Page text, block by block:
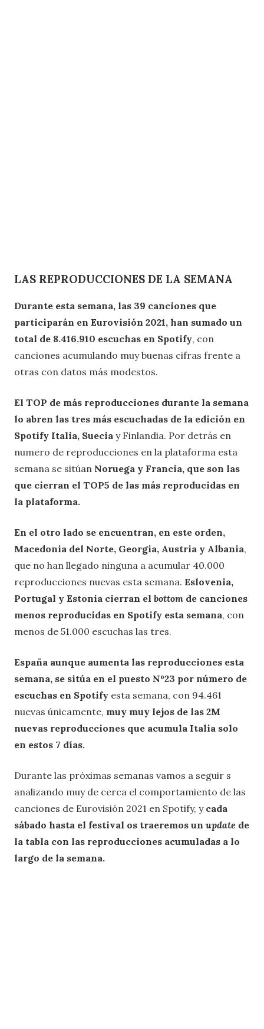
LAS REPRODUCCIONES DE LA SEMANA
Durante esta semana, las 39 canciones que
participarán en Eurovisión 2021, han sumado un
total de 8.416.910 escuchas en Spotify, con
canciones acumulando muy buenas cifras frente a
otras con datos más modestos.
El TOP de más reproducciones durante la semana
lo abren las tres más escuchadas de la edición en
Spotify Italia, Suecia y Finlandia. Por detrás en
numero de reproducciones en la plataforma esta
semana se sitúan Noruega y Francia, que son las
que cierran el TOP5 de las más reproducidas en
la plataforma.
En el otro lado se encuentran, en este orden,
Macedonia del Norte, Georgia, Austria y Albania,
que no han llegado ninguna a acumular 40.000
reproducciones nuevas esta semana. Eslovenia,
Portugal y Estonia cierran el bottom de canciones
menos reproducidas en Spotify esta semana, con
menos de 51.000 escuchas las tres.
España aunque aumenta las reproducciones esta
semana, se sitúa en el puesto Nº23 por número de
escuchas en Spotify esta semana, con 94.461
nuevas únicamente, muy muy lejos de las 2M
nuevas reproducciones que acumula Italia solo
en estos 7 días.
Durante las próximas semanas vamos a seguir s
analizando muy de cerca el comportamiento de las
canciones de Eurovisión 2021 en Spotify, y cada
sábado hasta el festival os traeremos un update de
la tabla con las reproducciones acumuladas a lo
largo de la semana.